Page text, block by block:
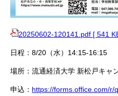
20250602-120141.pdf [ 541
日程：8/20（水）14:15-16:15
場所：流通経済大学 新松戸キャ
申込： https://forms.office.com/r/